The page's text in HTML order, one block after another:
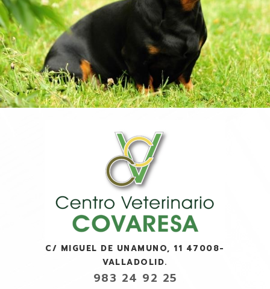
C/ MIGUEL DE UNAMUNO, 11 47008-
VALLADOLID.
983 24 92 25